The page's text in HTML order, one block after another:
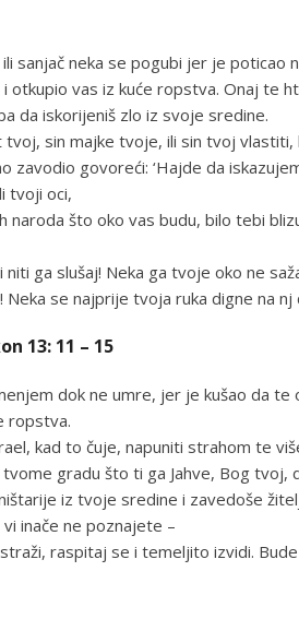
sanjač neka se pogubi jer je poticao
otkupio vas iz kuće ropstva. Onaj te
da iskorijeniš zlo iz svoje sredine.
tvoj, sin majke tvoje, ili sin tvoj
zavodio govoreći: ‘Hajde da
tvoji oci,
naroda što oko vas budu, bilo tebi
ga slušaj! Neka ga tvoje oko ne
Neka se najprije tvoja ruka digne na
13: 11 – 15
dok ne umre, jer je kušao da
ropstva.
kad to čuje, napuniti strahom te
gradu što ti ga Jahve, Bog
iz tvoje sredine i zavedoše
inače ne poznajete –
raspitaj se i temeljito izvidi.